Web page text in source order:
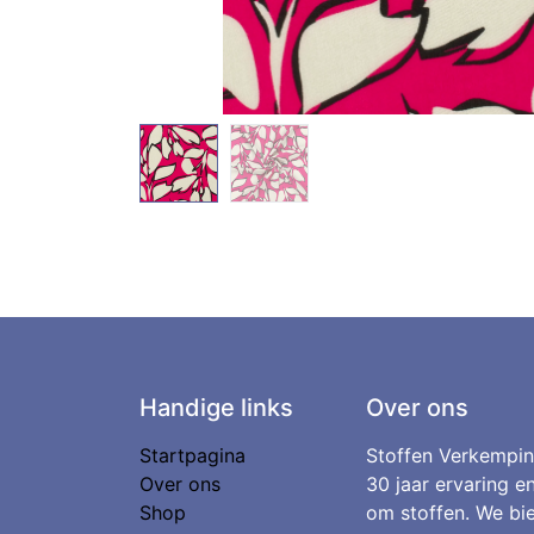
Handige links
Startpagina
Over ons
Shop
Over ons
Stoffen
30 jaar ervaring
om stoffen. We